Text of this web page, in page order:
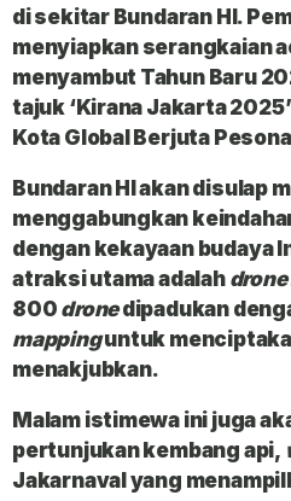
di sekitar Bundaran HI.
menyiapkan serangkaian
menyambut Tahun Baru
tajuk ‘Kirana Jakarta
Kota Global Berjuta
Bundaran HI akan disulap
menggabungkan
dengan kekayaan budaya
atraksi utama adalahdrone
800 dronedipadukan
mappinguntuk
menakjubkan.
Malam istimewa ini juga
pertunjukan kembang api,
Jakarnaval yang